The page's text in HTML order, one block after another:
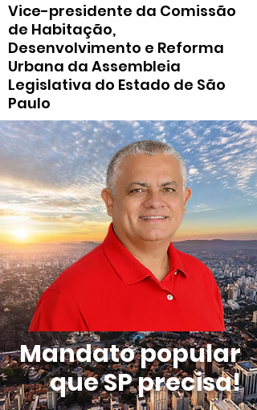
Vice-presidente da Comissão
de Habitação,
Desenvolvimento e Reforma
Urbana da Assembleia
Legislativa do Estado de São
Paulo
Mandato popular
que SP precisa!